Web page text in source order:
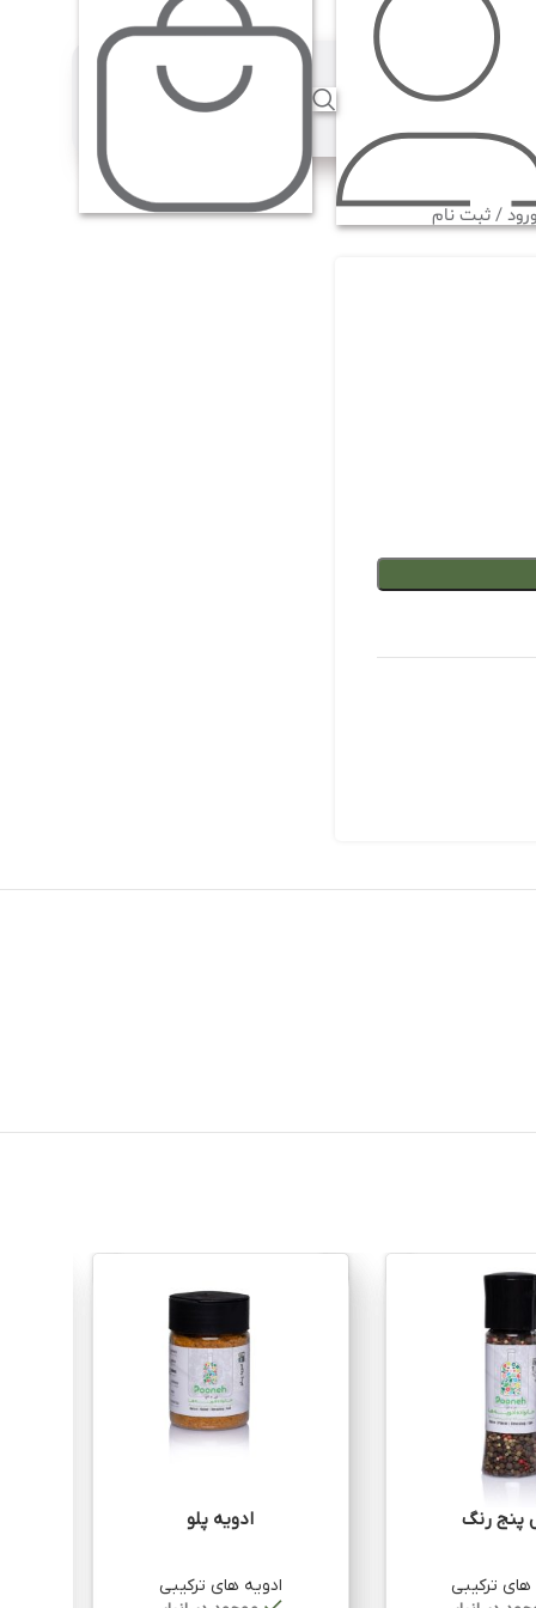
ورود / ثبت نام
پنج رنگ
های ترکیبی
ادویه پلو
ادویه های ترکیبی